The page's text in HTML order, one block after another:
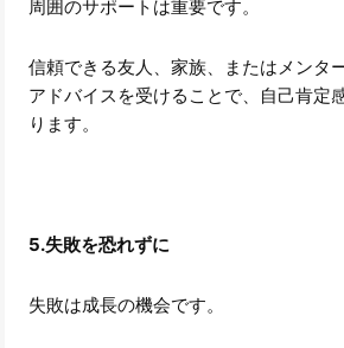
周囲のサポートは重要です。
信頼できる友人、家族、またはメンタ
アドバイスを受けることで、自己肯定
ります。
5.失敗を恐れずに
失敗は成長の機会です。